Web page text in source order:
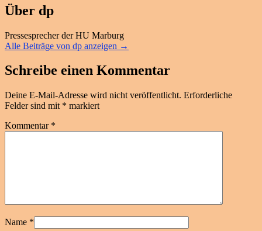
Über dp
Pressesprecher der HU Marburg
Alle Beiträge von dp anzeigen →
Schreibe einen Kommentar
Deine E-Mail-Adresse wird nicht veröffentlicht. Erforderliche
Felder sind mit * markiert
Kommentar *
Name *